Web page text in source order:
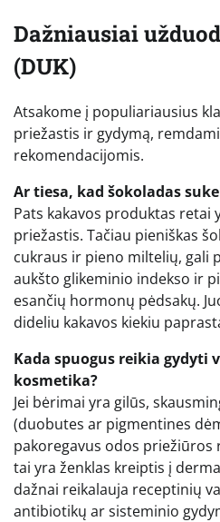
Dažniausiai
(DUK)
Atsakome į populiariausius
priežastis ir gydymą,
rekomendacijomis.
Ar tiesa, kad šokoladas
Pats kakavos produktas retai
priežastis. Tačiau pieniškas
cukraus ir pieno miltelių, gali
aukšto glikeminio indekso ir
esančių hormonų pėdsakų.
dideliu kakavos kiekiu
Kada spuogus reikia gydyti
kosmetika?
Jei bėrimai yra gilūs,
(duobutes ar pigmentines
pakoregavus odos priežiūros
tai yra ženklas kreiptis į
dažnai reikalauja receptinių
antibiotikų ar sisteminio